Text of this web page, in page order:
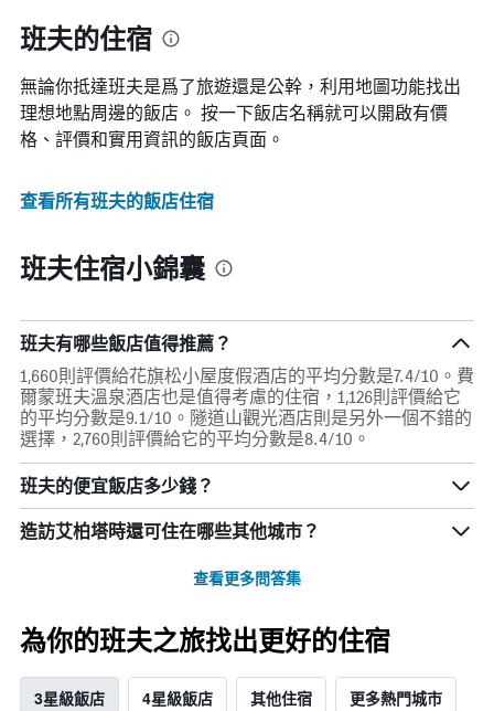
班夫的住宿
無論你抵達班夫​是爲了旅遊還是公幹，利用地圖功能找出
理想地點周邊的飯店。 按一下飯店名稱就可以開啟有價
格、評價和實用資訊的飯店頁面。
查看所有班夫​的飯店住宿
班夫住宿小錦囊
班夫有哪些飯店值得推薦？
1,660則評價給花旗松小屋度假酒店的平均分數是7.4/10。費
爾蒙班夫溫泉酒店也是值得考慮的住宿，1,126則評價給它
的平均分數是9.1/10。隧道山觀光酒店則是另外一個不錯的
選擇，2,760則評價給它的平均分數是8.4/10。
班夫的便宜飯店多少錢？
造訪艾柏塔​時還可住在哪些其他城市？
查看更多問答集
為你的班夫之旅找出更好的住宿
3星級飯店 4星級飯店 其他住宿 更多熱門城市